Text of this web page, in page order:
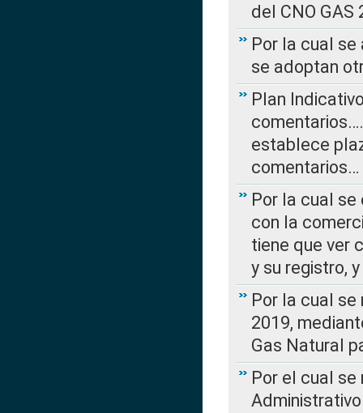
del CNO
Por la cual
se adoptan
Plan
establece
comentarios…
Por la cual
con la
tiene que ver
y su registro,
Por la cual
2019,
Gas Natural
Por el cual